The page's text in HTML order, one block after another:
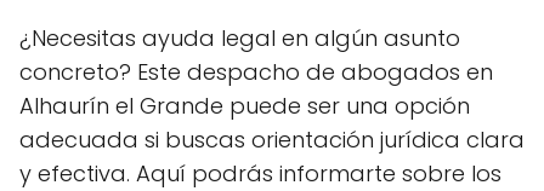
¿Necesitas ayuda legal en algún asunto
concreto? Este despacho de abogados en
Alhaurín el Grande puede ser una opción
adecuada si buscas orientación jurídica clara
y efectiva. Aquí podrás informarte sobre los